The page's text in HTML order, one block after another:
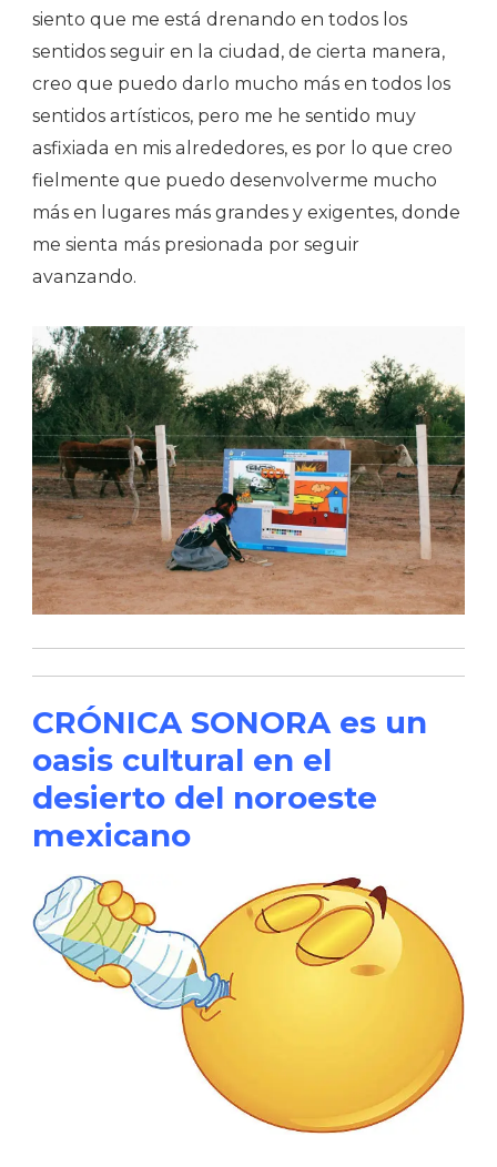
siento que me está drenando en todos los
sentidos seguir en la ciudad, de cierta manera,
creo que puedo darlo mucho más en todos los
sentidos artísticos, pero me he sentido muy
asfixiada en mis alrededores, es por lo que creo
fielmente que puedo desenvolverme mucho
más en lugares más grandes y exigentes, donde
me sienta más presionada por seguir
avanzando.
CRÓNICA SONORA es un
oasis cultural en el
desierto del noroeste
mexicano